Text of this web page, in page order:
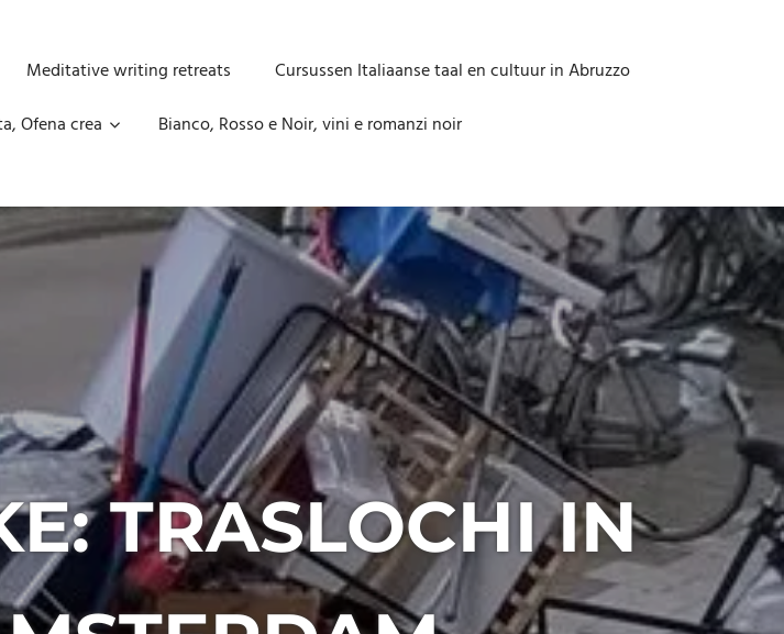
Meditative writing retreats
Cursussen Italiaanse taal en cultuur in Abruzzo
Ofena crea
Bianco, Rosso e Noir, vini e romanzi noir
TRASLOCHI IN